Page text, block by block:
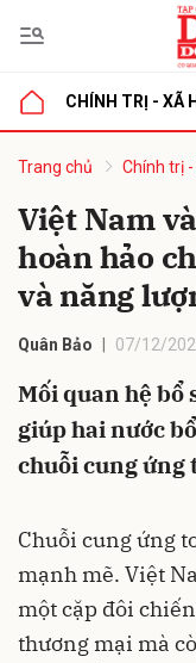
CHÍNH TRỊ - XÃ
Trang chủ Chính trị
Việt Nam
hoàn hảo
và năng
Quân Bảo 07/12/
Mối quan hệ bổ
giúp hai nước
chuỗi cung ứng
Chuỗi cung ứng
mạnh mẽ. Việt
một cặp đôi
thương mại mà
luận